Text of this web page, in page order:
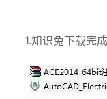
1.知识兔下载完